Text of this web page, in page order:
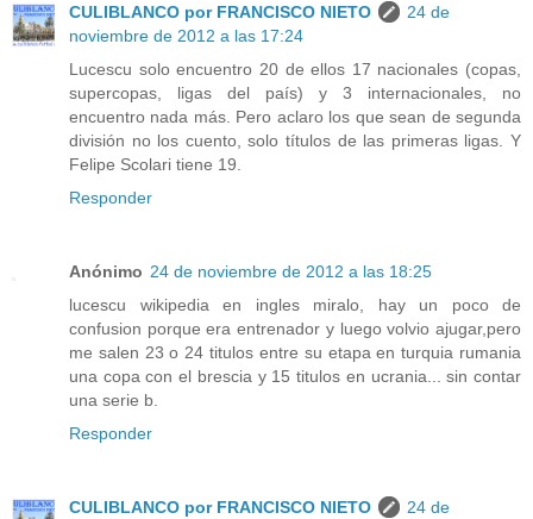
CULIBLANCO por FRANCISCO NIETO
24 de
noviembre de 2012 a las 17:24
Lucescu solo encuentro 20 de ellos 17 nacionales (copas,
supercopas, ligas del país) y 3 internacionales, no
encuentro nada más. Pero aclaro los que sean de segunda
división no los cuento, solo títulos de las primeras ligas. Y
Felipe Scolari tiene 19.
Responder
Anónimo 24 de noviembre de 2012 a las 18:25
lucescu wikipedia en ingles miralo, hay un poco de
confusion porque era entrenador y luego volvio ajugar,pero
me salen 23 o 24 titulos entre su etapa en turquia rumania
una copa con el brescia y 15 titulos en ucrania... sin contar
una serie b.
Responder
CULIBLANCO por FRANCISCO NIETO
24 de